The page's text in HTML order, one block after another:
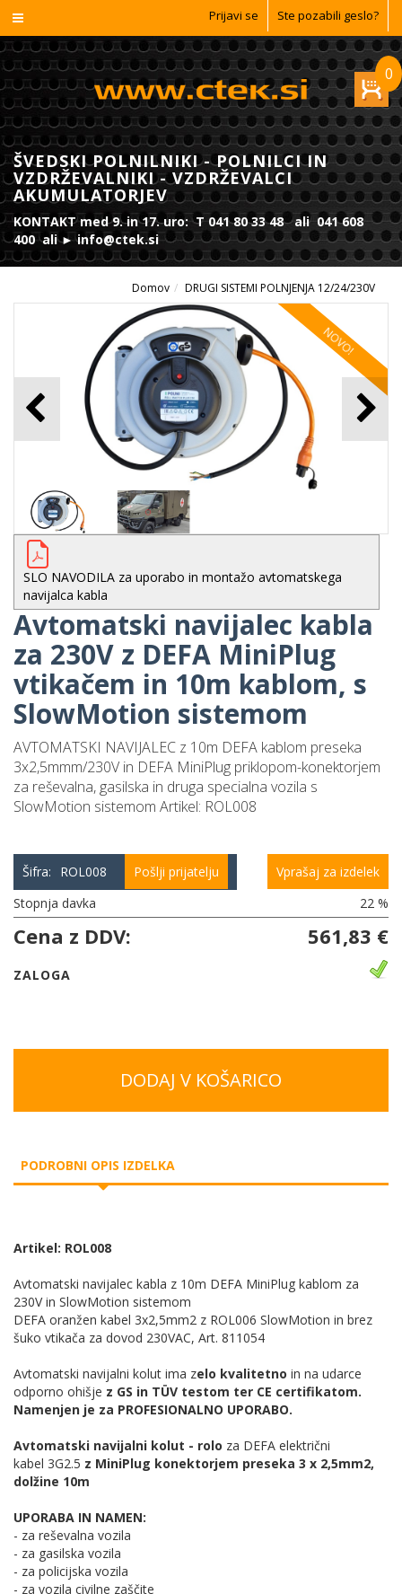
Prijavi se Ste pozabili geslo?
0
ŠVEDSKI POLNILNIKI - POLNILCI IN
VZDRŽEVALNIKI - VZDRŽEVALCI
AKUMULATORJEV
KONTAKT med 9. in 17. uro: T 041 80 33 48 ali 041 608
400 ali ► info@ctek.si
sistem za
navijalec
40,14 €
ONE vtikač za
v vozilo - brez
zraka
192,76 €
Domov DRUGI SISTEMI POLNJENJA 12/24/230V
NOVO!
SLO NAVODILA za uporabo in montažo avtomatskega
navijalca kabla
Avtomatski navijalec kabla
za 230V z DEFA MiniPlug
vtikačem in 10m kablom, s
SlowMotion sistemom
AVTOMATSKI NAVIJALEC z 10m DEFA kablom preseka
3x2,5mmm/230V in DEFA MiniPlug priklopom-konektorjem
za reševalna, gasilska in druga specialna vozila s
SlowMotion sistemom Artikel: ROL008
Šifra: ROL008 Vprašaj za izdelek
Pošlji prijatelju
Stopnja davka
22 %
Cena z DDV: 561,83 €
ZALOGA
DODAJ V KOŠARICO
PODROBNI OPIS IZDELKA
Artikel: ROL008
Avtomatski navijalec kabla z 10m DEFA MiniPlug kablom za
230V in SlowMotion sistemom
DEFA oranžen kabel 3x2,5mm2 z ROL006 SlowMotion in brez
šuko vtikača za dovod 230VAC, Art. 811054
Avtomatski navijalni kolut ima zelo kvalitetno in na udarce
odporno ohišje z GS in TÜV testom ter CE certifikatom.
Namenjen je za PROFESIONALNO UPORABO.
Avtomatski navijalni kolut - rolo za DEFA električni
kabel 3G2.5 z MiniPlug konektorjem preseka 3 x 2,5mm2,
dolžine 10m
UPORABA IN NAMEN:
- za reševalna vozila
- za gasilska vozila
- za policijska vozila
- za vozila civilne zaščite